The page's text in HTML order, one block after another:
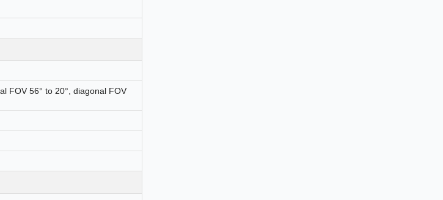
FOV 56° to 20°, diagonal FOV